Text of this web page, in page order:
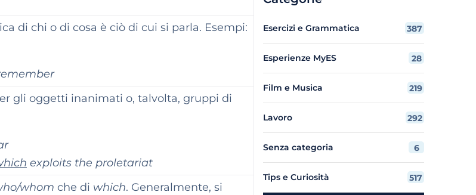
di chi o di cosa è ciò di cui si parla. Esempi:
gli oggetti inanimati o, talvolta, gruppi di
exploits the proletariat
whom che di which. Generalmente, si
Esercizi e Grammatica 387
Esperienze MyES 28
Film e Musica 219
Lavoro 292
Senza categoria 6
Tips e Curiosità 517